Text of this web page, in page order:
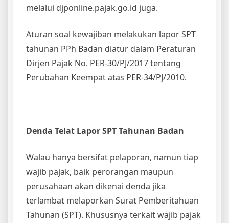
melalui djponline.pajak.go.id juga.
Aturan soal kewajiban melakukan lapor SPT
tahunan PPh Badan diatur dalam Peraturan
Dirjen Pajak No. PER-30/PJ/2017 tentang
Perubahan Keempat atas PER-34/PJ/2010.
Denda Telat Lapor SPT Tahunan Badan
Walau hanya bersifat pelaporan, namun tiap
wajib pajak, baik perorangan maupun
perusahaan akan dikenai denda jika
terlambat melaporkan Surat Pemberitahuan
Tahunan (SPT). Khususnya terkait wajib pajak